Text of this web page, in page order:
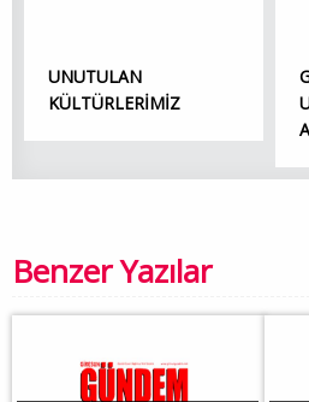
UNUTULAN
KÜLTÜRLERİMİZ
Benzer Yazılar